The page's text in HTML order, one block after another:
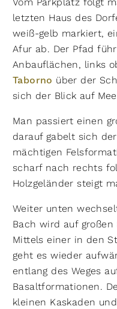
Vom Parkplatz folgt
letzten Haus des
weiß-gelb markiert,
Afur ab. Der Pfad
Anbauflächen, links
Taborno über der
sich der Blick auf
Man passiert einen
darauf gabelt sich
mächtigen
scharf nach rechts
Holzgeländer steigt
Weiter unten
Bach wird auf
Mittels einer in den
geht es wieder
entlang des Weges
Basaltformationen.
kleinen Kaskaden